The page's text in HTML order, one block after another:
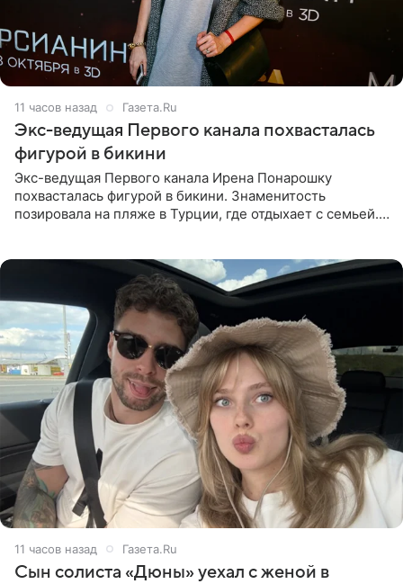
11 часов назад Газета.Ru
Экс-ведущая Первого канала похвасталась
фигурой в бикини
Экс-ведущая Первого канала Ирена Понарошку
похвасталась фигурой в бикини. Знаменитость
позировала на пляже в Турции, где отдыхает с семьей.
11 часов назад Газета.Ru
Сын солиста «Дюны» уехал с женой в